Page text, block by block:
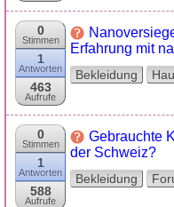
0
Stimmen
1
Antworten
463
Aufrufe
Erfahrung mit
Bekleidung
0
Stimmen
1
Antworten
588
Aufrufe
Gebrauchte
der Schweiz?
Bekleidung